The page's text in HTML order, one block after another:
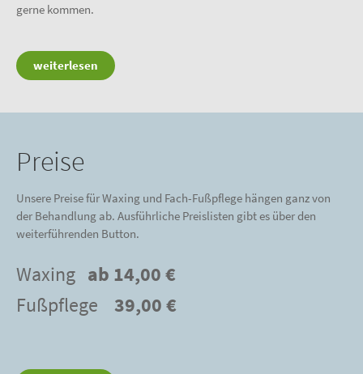
gerne kommen.
weiterlesen
Preise
Unsere Preise für Waxing und Fach-Fußpflege hängen ganz von
der Behandlung ab. Ausführliche Preislisten gibt es über den
weiterführenden Button.
Waxing ab 14,00 €
Fußpflege
39,00 €